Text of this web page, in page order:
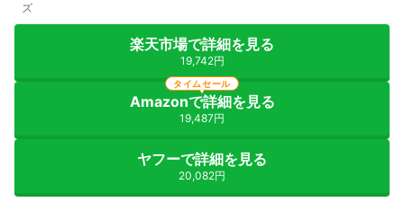
ズ
楽天市場で詳細を見る
19,742円
Amazonで詳細を見る
19,487円
タイムセール
ヤフーで詳細を見る
20,082円